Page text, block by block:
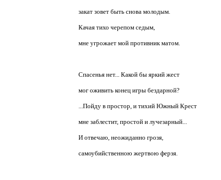
закат зовет быть снова молодым.
Качая тихо черепом седым,
мне угрожает мой противник матом.
Спасенья нет... Какой бы яркий жест
мог оживить конец игры бездарной?
...Пойду в простор, и тихий Южный Крест
мне заблестит, простой и лучезарный...
И отвечаю, неожиданно грозя,
самоубийственною жертвою ферзя.